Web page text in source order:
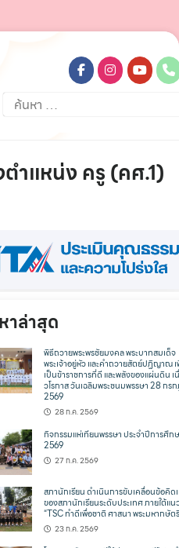
ค้นหา
สำหรับ:
ำแหน่ง ครู (คศ.1)
าล่าสุด
พิธีถวายพระพรชัยมงคล พระบาทสมเด็จ
พระเจ้าอยู่หัว และคำถวายสัตย์ปฏิญาณ
เป็นข้าราชการที่ดี และพลังของแผ่นดิน เ
วโรกาส วันเฉลิมพระชนมพรรษา 28 กร
2569
28 ก.ค. 2569
กิจกรรมแห่เทียนพรรษา ประจำปีการศึก
2569
27 ก.ค. 2569
สภานักเรียน ดำเนินการขับเคลื่อนข้อคิด
ของสภานักเรียนระดับประเทศ ภายใต้แ
“TSC ทำดีเพื่อชาติ ศาสนา พระมหากษัต
23 ก.ค. 2569